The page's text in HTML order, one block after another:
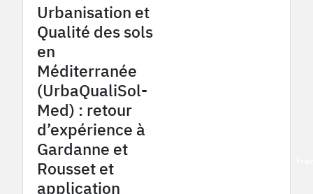
Urbanisation et
Qualité des sols
en
Méditerranée
(UrbaQualiSol-
Med) : retour
d’expérience à
Gardanne et
Rousset et
application